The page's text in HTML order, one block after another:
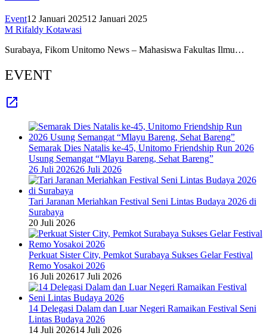
Event12 Januari 202512 Januari 2025
M Rifaldy Kotawasi
Surabaya, Fikom Unitomo News – Mahasiswa Fakultas Ilmu…
EVENT
Semarak Dies Natalis ke-45, Unitomo Friendship Run 2026
Usung Semangat “Mlayu Bareng, Sehat Bareng”
26 Juli 202626 Juli 2026
Tari Jaranan Meriahkan Festival Seni Lintas Budaya 2026 di
Surabaya
20 Juli 2026
Perkuat Sister City, Pemkot Surabaya Sukses Gelar Festival
Remo Yosakoi 2026
16 Juli 202617 Juli 2026
14 Delegasi Dalam dan Luar Negeri Ramaikan Festival Seni
Lintas Budaya 2026
14 Juli 202614 Juli 2026